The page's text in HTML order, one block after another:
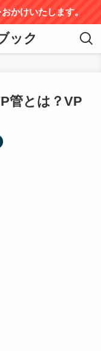
かけいたします。
ック
管とは？VP